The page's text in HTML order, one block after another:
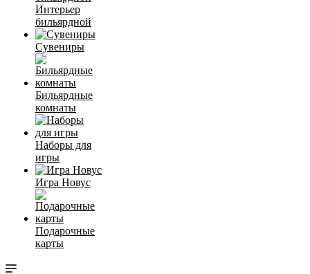
Интерьер
бильярдной
Сувениры
Бильярдные
комнаты
Наборы для
игры
Игра Новус
Подарочные
карты